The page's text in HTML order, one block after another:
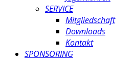
SERVICE
Mitgliedschaft
Downloads
Kontakt
SPONSORING